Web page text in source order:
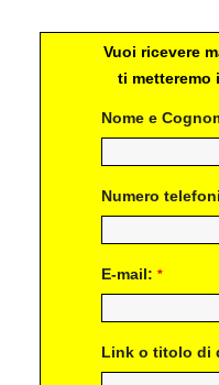
Vuoi ricevere
ti metteremo
Nome e
Numero
E-mail: *
Link o titolo di